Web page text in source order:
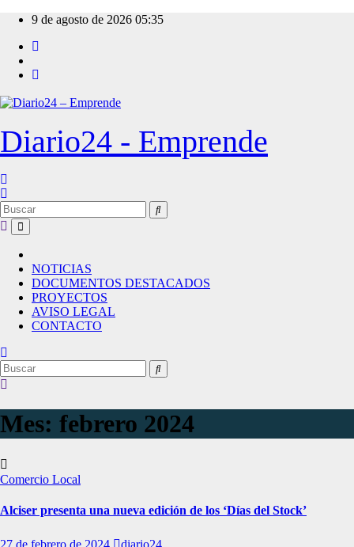
contenido
9 de agosto de 2026 05:35
Diario24 - Emprende
NOTICIAS
DOCUMENTOS DESTACADOS
PROYECTOS
AVISO LEGAL
CONTACTO
Mes: febrero 2024
Comercio Local
Alciser presenta una nueva edición de los ‘Días del Stock’
27 de febrero de 2024 diario24